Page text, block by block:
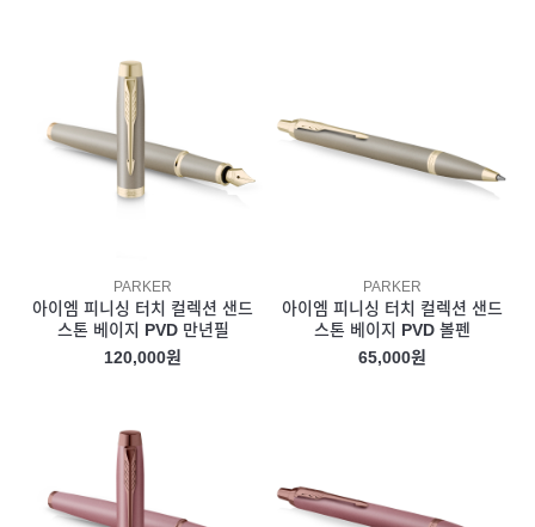
PARKER
아이엠 피니싱 터치 컬렉션 샌드
스톤 베이지 PVD 만년필
120,000원
PARKER
아이엠 피니싱 터치 컬렉션 샌드
스톤 베이지 PVD 볼펜
65,000원